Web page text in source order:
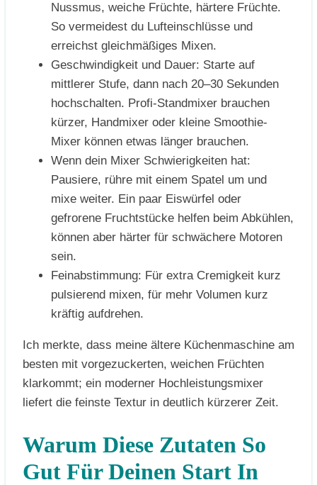
Nussmus, weiche Früchte, härtere Früchte.
So vermeidest du Lufteinschlüsse und
erreichst gleichmäßiges Mixen.
Geschwindigkeit und Dauer: Starte auf
mittlerer Stufe, dann nach 20–30 Sekunden
hochschalten. Profi-Standmixer brauchen
kürzer, Handmixer oder kleine Smoothie-
Mixer können etwas länger brauchen.
Wenn dein Mixer Schwierigkeiten hat:
Pausiere, rühre mit einem Spatel um und
mixe weiter. Ein paar Eiswürfel oder
gefrorene Fruchtstücke helfen beim Abkühlen,
können aber härter für schwächere Motoren
sein.
Feinabstimmung: Für extra Cremigkeit kurz
pulsierend mixen, für mehr Volumen kurz
kräftig aufdrehen.
Ich merkte, dass meine ältere Küchenmaschine am
besten mit vorgezuckerten, weichen Früchten
klarkommt; ein moderner Hochleistungsmixer
liefert die feinste Textur in deutlich kürzerer Zeit.
Warum Diese Zutaten So
Gut Für Deinen Start In